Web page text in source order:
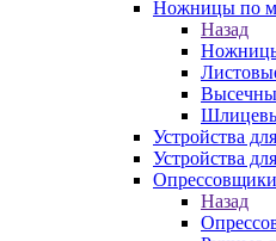
Ножницы по
Назад
Устройства
Устройства
Опрессовщики
Назад